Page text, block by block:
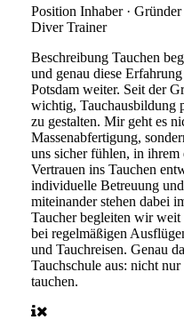
Position Inhaber ·
Diver Trainer
Beschreibung Tauchen
und genau diese
Potsdam weiter. Seit der
wichtig, Tauchausbildung
zu gestalten. Mir geht es
Massenabfertigung,
uns sicher fühlen, in ihrem
Vertrauen ins Tauchen
individuelle Betreuung
miteinander stehen dabei
Taucher begleiten wir
bei regelmäßigen
und Tauchreisen. Genau
Tauchschule aus: nicht
tauchen.